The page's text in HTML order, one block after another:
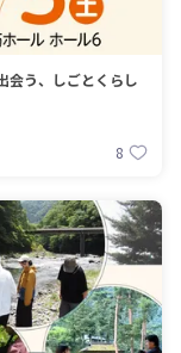
会う、しごとくらし
8